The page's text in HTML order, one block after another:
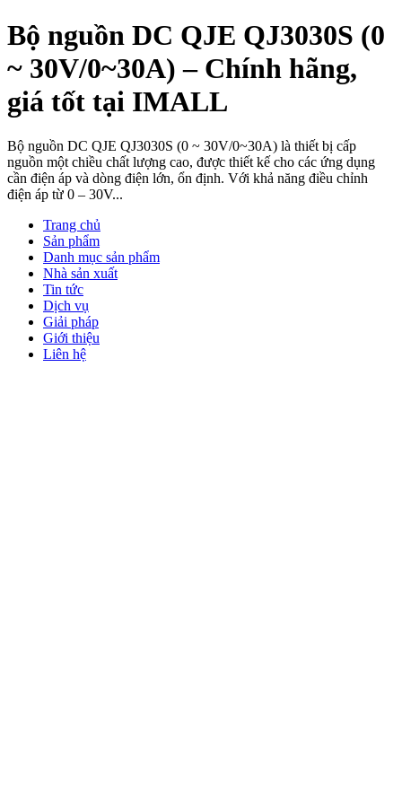
Bộ nguồn DC QJE QJ3030S (0
~ 30V/0~30A) – Chính hãng,
giá tốt tại IMALL
Bộ nguồn DC QJE QJ3030S (0 ~ 30V/0~30A) là thiết bị cấp
nguồn một chiều chất lượng cao, được thiết kế cho các ứng dụng
cần điện áp và dòng điện lớn, ổn định. Với khả năng điều chỉnh
điện áp từ 0 – 30V...
Trang chủ
Sản phẩm
Danh mục sản phẩm
Nhà sản xuất
Tin tức
Dịch vụ
Giải pháp
Giới thiệu
Liên hệ